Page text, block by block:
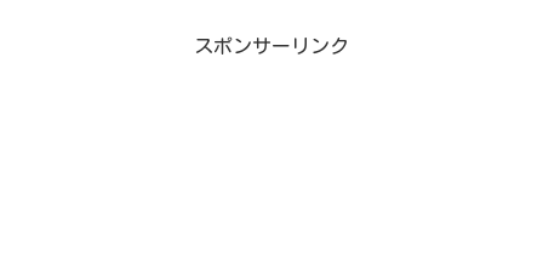
スポンサーリンク